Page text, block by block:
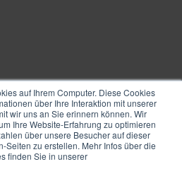
auf Ihrem Computer. Diese Cookies
über Ihre Interaktion mit unserer
wir uns an Sie erinnern können. Wir
Ihre Website-Erfahrung zu optimieren
über unsere Besucher auf dieser
Seiten zu erstellen. Mehr Infos über die
finden Sie in unserer